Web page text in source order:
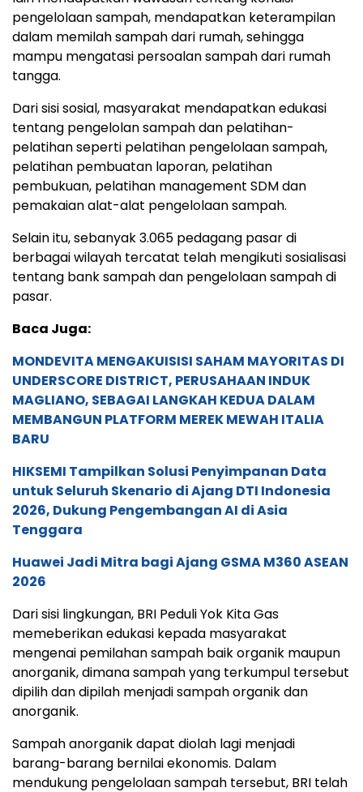
pengelolaan sampah, mendapatkan keterampilan
dalam memilah sampah dari rumah, sehingga
mampu mengatasi persoalan sampah dari rumah
tangga.
Dari sisi sosial, masyarakat mendapatkan edukasi
tentang pengelolan sampah dan pelatihan-
pelatihan seperti pelatihan pengelolaan sampah,
pelatihan pembuatan laporan, pelatihan
pembukuan, pelatihan management SDM dan
pemakaian alat-alat pengelolaan sampah.
Selain itu, sebanyak 3.065 pedagang pasar di
berbagai wilayah tercatat telah mengikuti sosialisasi
tentang bank sampah dan pengelolaan sampah di
pasar.
Baca Juga:
MONDEVITA MENGAKUISISI SAHAM MAYORITAS DI
UNDERSCORE DISTRICT, PERUSAHAAN INDUK
MAGLIANO, SEBAGAI LANGKAH KEDUA DALAM
MEMBANGUN PLATFORM MEREK MEWAH ITALIA
BARU
HIKSEMI Tampilkan Solusi Penyimpanan Data
untuk Seluruh Skenario di Ajang DTI Indonesia
2026, Dukung Pengembangan AI di Asia
Tenggara
Huawei Jadi Mitra bagi Ajang GSMA M360 ASEAN
2026
Dari sisi lingkungan, BRI Peduli Yok Kita Gas
memeberikan edukasi kepada masyarakat
mengenai pemilahan sampah baik organik maupun
anorganik, dimana sampah yang terkumpul tersebut
dipilih dan dipilah menjadi sampah organik dan
anorganik.
Sampah anorganik dapat diolah lagi menjadi
barang-barang bernilai ekonomis. Dalam
mendukung pengelolaan sampah tersebut, BRI telah